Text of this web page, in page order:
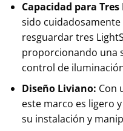
Capacidad para
sido
resguardar tres
proporcionando una
control de
Diseño Liviano: Con
este marco es ligero
su instalación y